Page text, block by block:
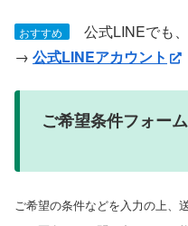
おすすめ
公式LINEでも
→ 公式LINEアカウント
ご希望条件フォーム
ご希望の条件などを入力の上、